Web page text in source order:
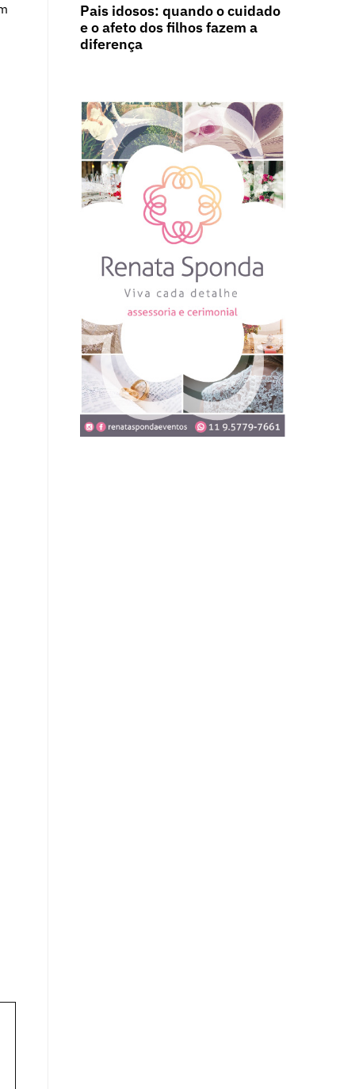
Pais idosos: quando o cuidado
e o afeto dos filhos fazem a
diferença